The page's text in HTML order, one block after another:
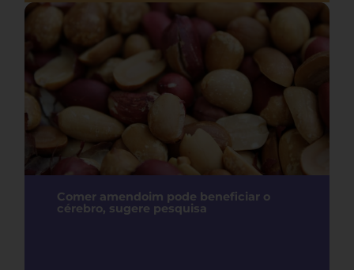
Comer amendoim pode beneficiar o
cérebro, sugere pesquisa